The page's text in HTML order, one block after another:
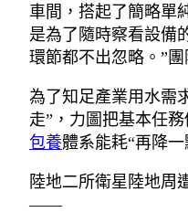
車間，搭起了簡略單
是為了隨時察看設備
環節都不出忽略。”團
為了知足產業用水需
走”，力圖把基本任
包養體系能耗“再降一
陸地二所衛星陸地周
——